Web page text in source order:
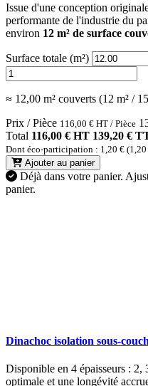
Issue d'une conception
performante de l'industrie du
environ 12 m² de surface
Surface totale (m²)
≈ 12,00 m² couverts (12 m² /
Prix / Pièce 116,00 € HT / Pièce
Total 116,00 € HT 139,20 €
Dont éco-participation : 1,20 € (1,20
Ajouter au panier
Déjà dans votre panier.
panier.
Dinachoc isolation sous-
Disponible en 4 épaisseurs :
optimale et une longévité